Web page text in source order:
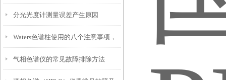
能特点
分光光度计测量误差产生原因
Waters色谱柱使用的八个注意事项，
你一定要知道
气相色谱仪的常见故障排除方法